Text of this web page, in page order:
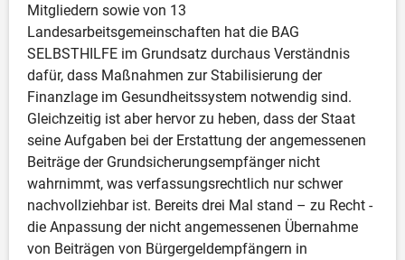
Mitgliedern sowie von 13
Landesarbeitsgemeinschaften hat die BAG
SELBSTHILFE im Grundsatz durchaus Verständnis
dafür, dass Maßnahmen zur Stabilisierung der
Finanzlage im Gesundheitssystem notwendig sind.
Gleichzeitig ist aber hervor zu heben, dass der Staat
seine Aufgaben bei der Erstattung der angemessenen
Beiträge der Grundsicherungsempfänger nicht
wahrnimmt, was verfassungsrechtlich nur schwer
nachvollziehbar ist. Bereits drei Mal stand – zu Recht -
die Anpassung der nicht angemessenen Übernahme
von Beiträgen von Bürgergeldempfängern in